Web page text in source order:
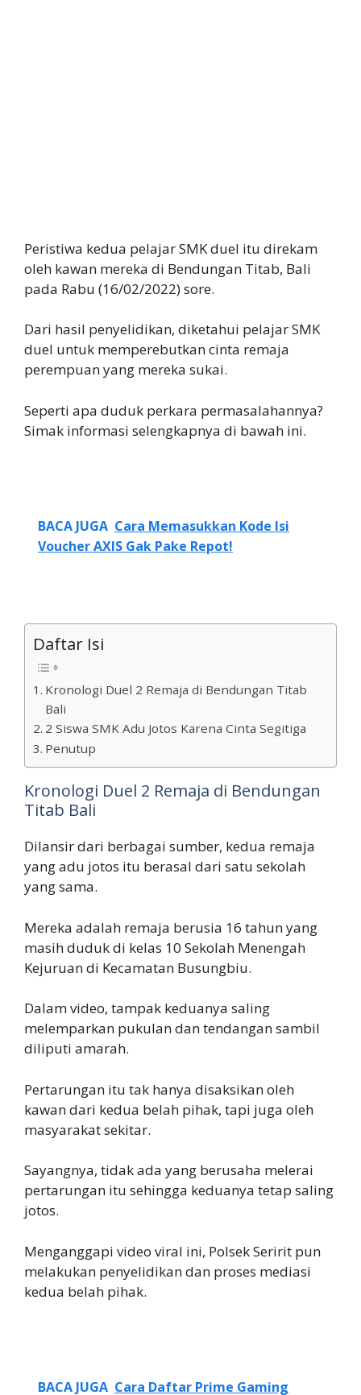
Peristiwa kedua pelajar SMK duel itu direkam
oleh kawan mereka di Bendungan Titab, Bali
pada Rabu (16/02/2022) sore.
Dari hasil penyelidikan, diketahui pelajar SMK
duel untuk memperebutkan cinta remaja
perempuan yang mereka sukai.
Seperti apa duduk perkara permasalahannya?
Simak informasi selengkapnya di bawah ini.
BACA JUGA Cara Memasukkan Kode Isi
Voucher AXIS Gak Pake Repot!
Daftar Isi
Kronologi Duel 2 Remaja di Bendungan Titab
Bali
2 Siswa SMK Adu Jotos Karena Cinta Segitiga
Penutup
Kronologi Duel 2 Remaja di Bendungan
Titab Bali
Dilansir dari berbagai sumber, kedua remaja
yang adu jotos itu berasal dari satu sekolah
yang sama.
Mereka adalah remaja berusia 16 tahun yang
masih duduk di kelas 10 Sekolah Menengah
Kejuruan di Kecamatan Busungbiu.
Dalam video, tampak keduanya saling
melemparkan pukulan dan tendangan sambil
diliputi amarah.
Pertarungan itu tak hanya disaksikan oleh
kawan dari kedua belah pihak, tapi juga oleh
masyarakat sekitar.
Sayangnya, tidak ada yang berusaha melerai
pertarungan itu sehingga keduanya tetap saling
jotos.
Menganggapi video viral ini, Polsek Seririt pun
melakukan penyelidikan dan proses mediasi
kedua belah pihak.
BACA JUGA Cara Daftar Prime Gaming